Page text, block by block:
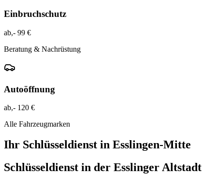
Einbruchschutz
ab,- 99 €
Beratung & Nachrüstung
Autoöffnung
ab,- 120 €
Alle Fahrzeugmarken
Ihr Schlüsseldienst in Esslingen-Mitte
Schlüsseldienst in der Esslinger Altstadt